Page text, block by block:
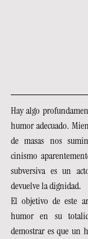
Hay algo
humor adecuado.
de masas nos
cinismo
subversiva es un
devuelve la dignidad.
El objetivo de este
humor en su
demostrar es que un